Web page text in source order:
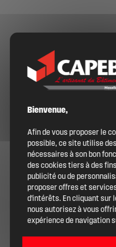
Bienvenue,
Afin de vous proposer le
possible, ce site utilise
nécessaires à son bon
des cookies tiers à des
publicité ou de
proposer offres et
d'intérêts. En cliquant sur
nous autorisez à vous
expérience de navigation